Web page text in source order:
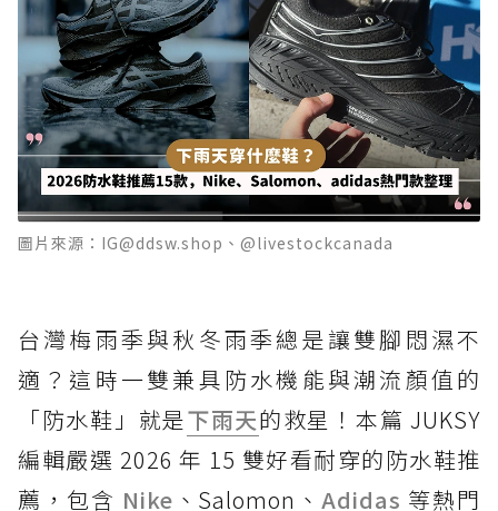
圖片來源：IG@ddsw.shop、@livestockcanada
台灣梅雨季與秋冬雨季總是讓雙腳悶濕不
適？這時一雙兼具防水機能與潮流顏值的
「防水鞋」就是下雨天的救星！本篇 JUKSY
編輯嚴選 2026 年 15 雙好看耐穿的防水鞋推
薦，包含 Nike 、Salomon、Adidas 等熱門